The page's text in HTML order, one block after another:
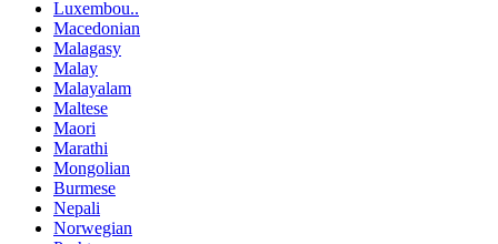
Luxembou..
Macedonian
Malagasy
Malay
Malayalam
Maltese
Maori
Marathi
Mongolian
Burmese
Nepali
Norwegian